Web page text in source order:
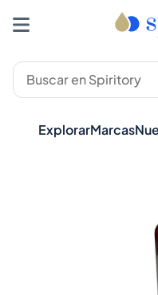
ExplorarMarcas